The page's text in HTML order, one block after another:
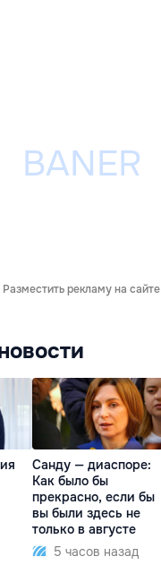
Разместить рекламу на сайте
Санду — диаспоре:
Как было бы
прекрасно, если бы
вы были здесь не
только в августе
5 часов назад